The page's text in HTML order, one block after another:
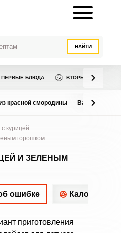
НАЙТИ
ПЕРВЫЕ БЛЮДА 🍲 ВТОРЫЕ БЛЮДА
красной смородины Варенье из
курицей
горошком
И ЗЕЛЕНЫМ
ошибке
приготовления